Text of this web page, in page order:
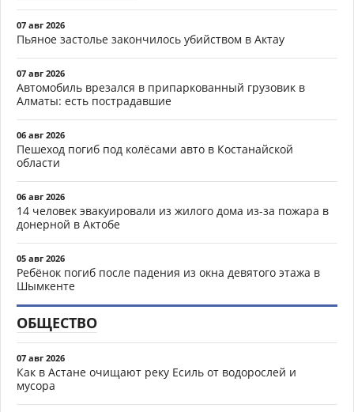
07 авг 2026
Пьяное застолье закончилось убийством в Актау
07 авг 2026
Автомобиль врезался в припаркованный грузовик в
Алматы: есть пострадавшие
06 авг 2026
Пешеход погиб под колёсами авто в Костанайской
области
06 авг 2026
14 человек эвакуировали из жилого дома из-за пожара в
донерной в Актобе
05 авг 2026
Ребёнок погиб после падения из окна девятого этажа в
Шымкенте
ОБЩЕСТВО
07 авг 2026
Как в Астане очищают реку Есиль от водорослей и
мусора